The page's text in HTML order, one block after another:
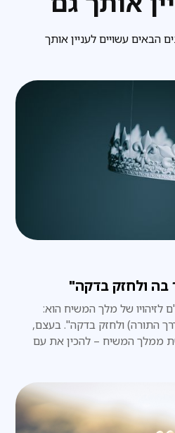
הבאים עשויים לעניין אותך
בה ולחזק בדקה"
לזיהויו של מלך המשיח הוא:
התורה) ולחזק בדקה". בעצם,
ממלך המשיח – להכין את עם